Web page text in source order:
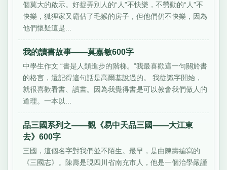
個莫大的啟示。好捉弄別人的“人”不快樂，不勞動的“人”不
快樂，狐狸家又霸佔了毛猴的房子，但他們仍不快樂，因為
他們懷疑這是...
我的讀書故事——莫嘉敏600字
中學生作文 “書是人類進步的階梯。”我最喜歡這一句關於書
的格言，還記得這句話是高爾基說過的。 我從識字開始，
就很喜歡看書、讀書。因為我覺得書是可以教會我們做人的
道理。一本以...
品三國系列之——觀《易中天品三國——大江東
去》600字
三國，這個名字對我們並不陌生。最早，是由陳壽編寫的
《三國志》。陳壽是現四川省南充市人，他是一個治學嚴謹